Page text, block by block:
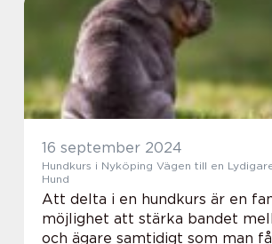
16 september 2024
Hundkurs i Nyköping Vägen till en Lydigare och Gladare
Hund
Att delta i en hundkurs är en
möjlighet att stärka bandet
och ägare samtidigt som man